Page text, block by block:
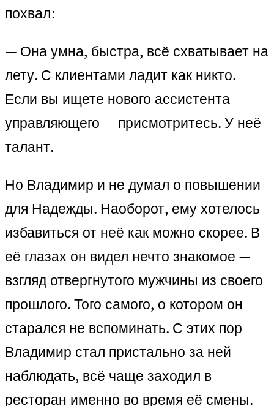
похвал:
— Она умна, быстра, всё схватывает на
лету. С клиентами ладит как никто.
Если вы ищете нового ассистента
управляющего — присмотритесь. У неё
талант.
Но Владимир и не думал о повышении
для Надежды. Наоборот, ему хотелось
избавиться от неё как можно скорее. В
её глазах он видел нечто знакомое —
взгляд отвергнутого мужчины из своего
прошлого. Того самого, о котором он
старался не вспоминать. С этих пор
Владимир стал пристально за ней
наблюдать, всё чаще заходил в
ресторан именно во время её смены.